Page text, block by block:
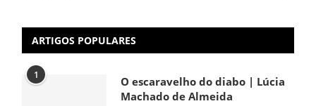
ARTIGOS POPULARES
1
O escaravelho do diabo | Lúcia
Machado de Almeida